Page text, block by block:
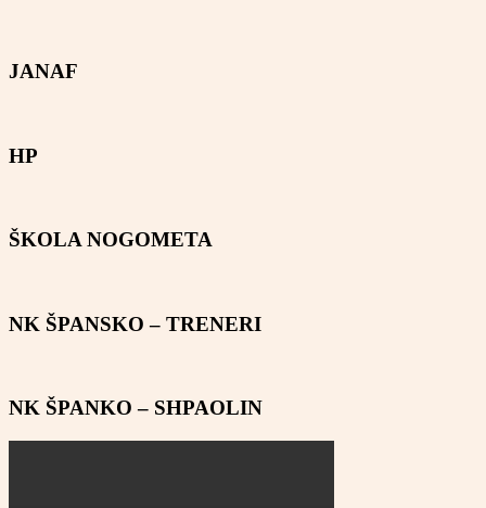
JANAF
HP
ŠKOLA NOGOMETA
NK ŠPANSKO – TRENERI
NK ŠPANKO – SHPAOLIN